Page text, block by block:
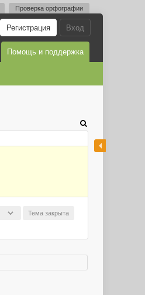
Проверка орфографии
Вход
Регистрация
Помощь и поддержка
Тема закрыта